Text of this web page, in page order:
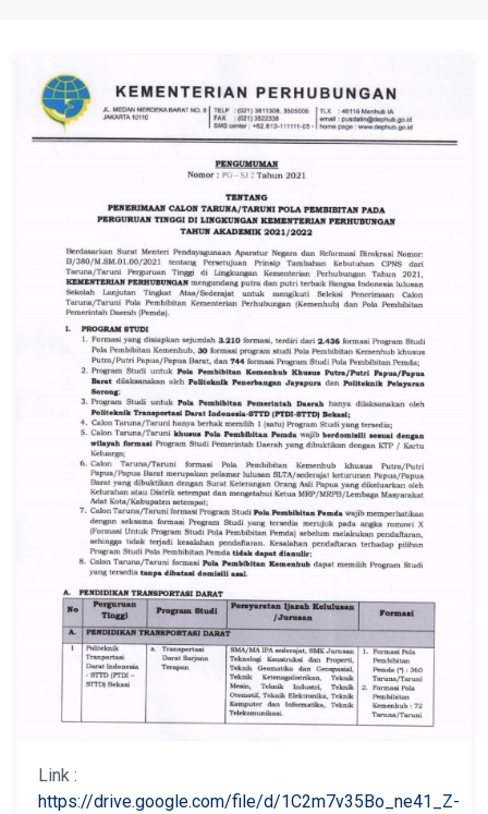
Link :
https://drive.google.com/file/d/1C2m7v35Bo_ne41_Z-